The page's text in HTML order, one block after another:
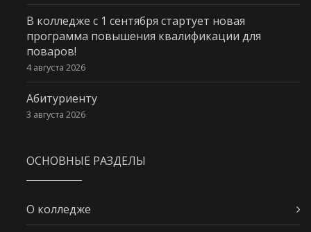
В колледже с 1 сентября стартует новая
программа повышения квалификации для
поваров!
4 августа 2026
Абитуриенту
3 августа 2026
ОСНОВНЫЕ РАЗДЕЛЫ
О колледже